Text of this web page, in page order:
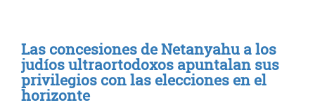
Las concesiones de Netanyahu a los
judíos ultraortodoxos apuntalan sus
privilegios con las elecciones en el
horizonte